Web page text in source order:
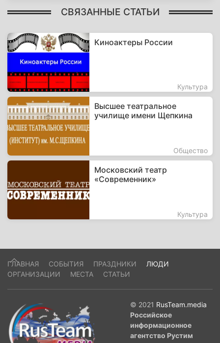
СВЯЗАННЫЕ СТАТЬИ
Киноактеры России
Культура
Высшее театральное
училище имени Щепкина
Общество
Московский театр
«Современник»
Культура
ГЛАВНАЯ СОБЫТИЯ ПРАЗДНИКИ
ЛЮДИ
ОРГАНИЗАЦИИ
МЕСТА СТАТЬИ
© 2021 RusTeam.media
Российское
информационное
агентство Рустим